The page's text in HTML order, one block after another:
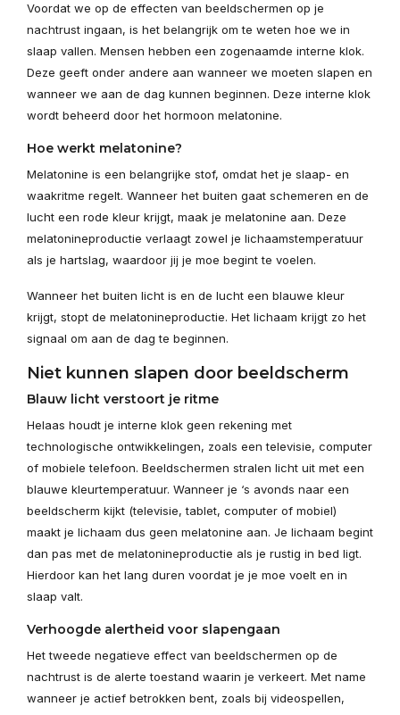
Voordat we op de effecten van beeldschermen op je
nachtrust ingaan, is het belangrijk om te weten hoe we in
slaap vallen. Mensen hebben een zogenaamde interne klok.
Deze geeft onder andere aan wanneer we moeten slapen en
wanneer we aan de dag kunnen beginnen. Deze interne klok
wordt beheerd door het hormoon melatonine.
Hoe werkt melatonine?
Melatonine is een belangrijke stof, omdat het je slaap- en
waakritme regelt. Wanneer het buiten gaat schemeren en de
lucht een rode kleur krijgt, maak je melatonine aan. Deze
melatonineproductie verlaagt zowel je lichaamstemperatuur
als je hartslag, waardoor jij je moe begint te voelen.
Wanneer het buiten licht is en de lucht een blauwe kleur
krijgt, stopt de melatonineproductie. Het lichaam krijgt zo het
signaal om aan de dag te beginnen.
Niet kunnen slapen door beeldscherm
Blauw licht verstoort je ritme
Helaas houdt je interne klok geen rekening met
technologische ontwikkelingen, zoals een televisie, computer
of mobiele telefoon. Beeldschermen stralen licht uit met een
blauwe kleurtemperatuur. Wanneer je ‘s avonds naar een
beeldscherm kijkt (televisie, tablet, computer of mobiel)
maakt je lichaam dus geen melatonine aan. Je lichaam begint
dan pas met de melatonineproductie als je rustig in bed ligt.
Hierdoor kan het lang duren voordat je je moe voelt en in
slaap valt.
Verhoogde alertheid voor slapengaan
Het tweede negatieve effect van beeldschermen op de
nachtrust is de alerte toestand waarin je verkeert. Met name
wanneer je actief betrokken bent, zoals bij videospellen,